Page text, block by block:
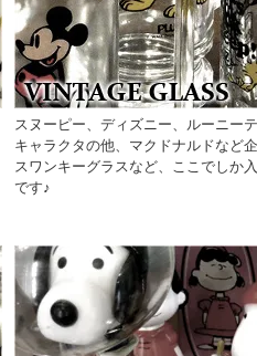
スヌーピー、ディズニー、ルーニー
キャラクタの他、マクドナルドなど
スワンキーグラスなど、ここでしか
です♪